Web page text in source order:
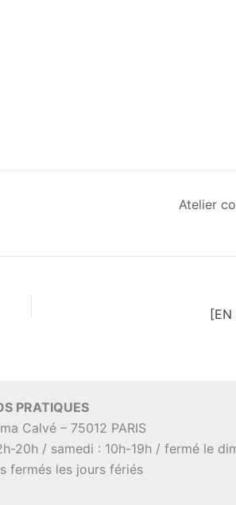
Atelier
PRATIQUES
Calvé – 75012 PARIS
20h / samedi : 10h-19h / fermé le
fermés les jours fériés